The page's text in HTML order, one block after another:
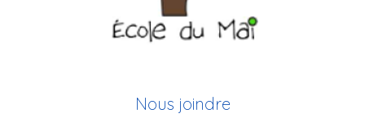
Nous joindre